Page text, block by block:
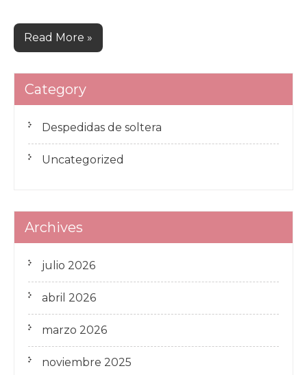
Read More »
Category
Despedidas de soltera
Uncategorized
Archives
julio 2026
abril 2026
marzo 2026
noviembre 2025